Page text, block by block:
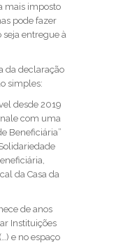
mais imposto
pode fazer
seja entregue à
da declaração
simples:
desde 2019
com uma
Beneficiária”
da Casa da
de anos
Instituições
e no espaço